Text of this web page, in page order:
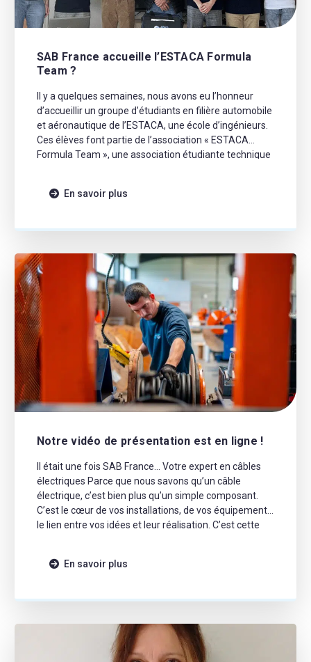
SAB France accueille l’ESTACA Formula
Team ?️
Il y a quelques semaines, nous avons eu l’honneur
d’accueillir un groupe d’étudiants en filière automobile
et aéronautique de l’ESTACA, une école d’ingénieurs.
Ces élèves font partie de l’association « ESTACA
Formula Team », une association étudiante technique
diverses […]En savoir plus
Notre vidéo de présentation est en ligne !
Il était une fois SAB France… Votre expert en câbles
électriques Parce que nous savons qu’un câble
électrique, c’est bien plus qu’un simple composant.
C’est le cœur de vos installations, de vos équipements,
le lien entre vos idées et leur réalisation. C’est cette
En savoir plus